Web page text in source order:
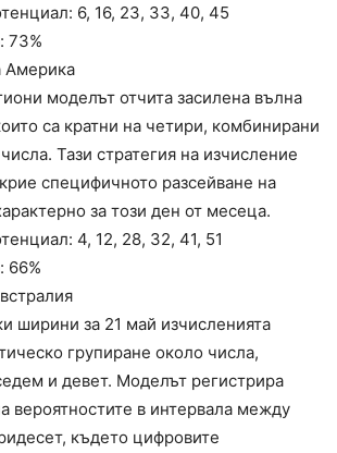
6, 16, 23, 33, 40, 45
73%
моделът отчита засилена вълна
са кратни на четири, комбинирани
Тази стратегия на изчисление
специфичното разсейване на
за този ден от месеца.
4, 12, 28, 32, 41, 51
66%
ширини за 21 май изчисленията
групиране около числа,
и девет. Моделът регистрира
вероятностите в интервала между
където цифровите